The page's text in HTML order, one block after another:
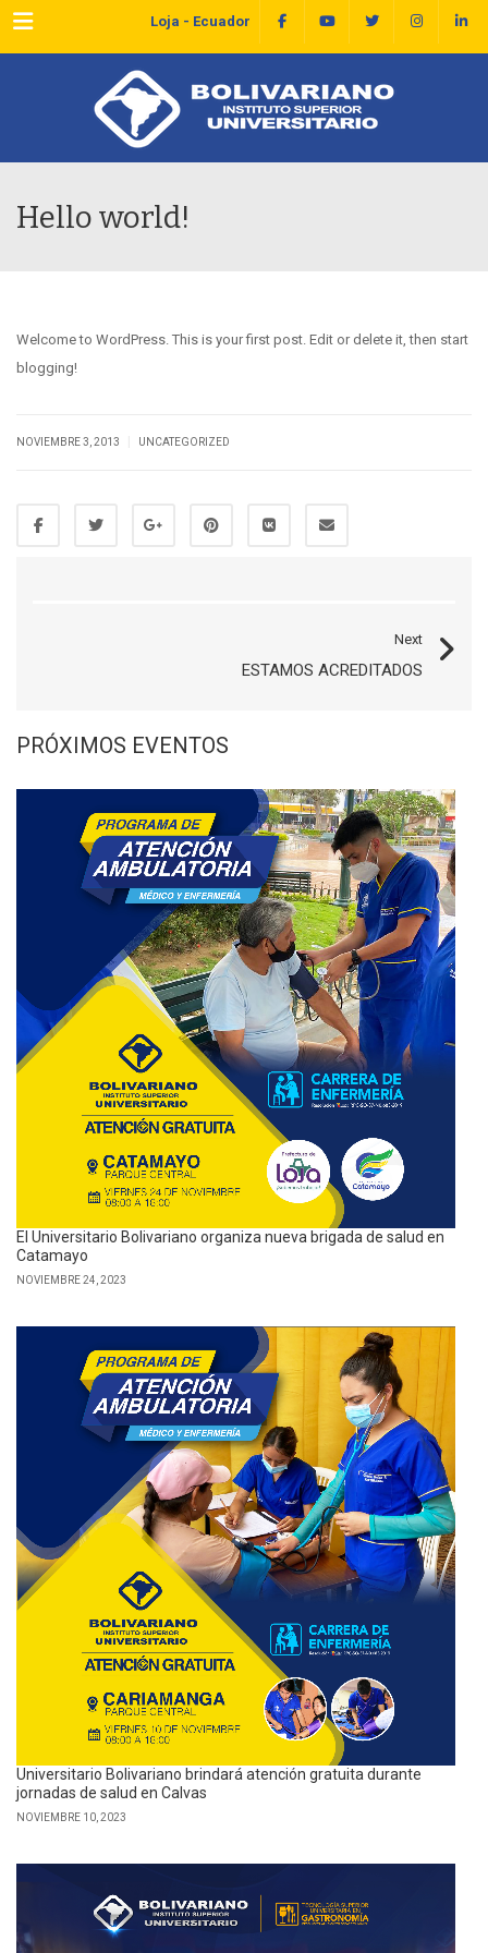
Menu Loja - Ecuador
Hello world!
Welcome to WordPress. This is your first post. Edit or delete it, then start
blogging!
NOVIEMBRE 3, 2013 UNCATEGORIZED
Next
ESTAMOS ACREDITADOS
PRÓXIMOS EVENTOS
El Universitario Bolivariano organiza nueva brigada de salud en
Catamayo
NOVIEMBRE 24, 2023
Universitario Bolivariano brindará atención gratuita durante
jornadas de salud en Calvas
NOVIEMBRE 10, 2023